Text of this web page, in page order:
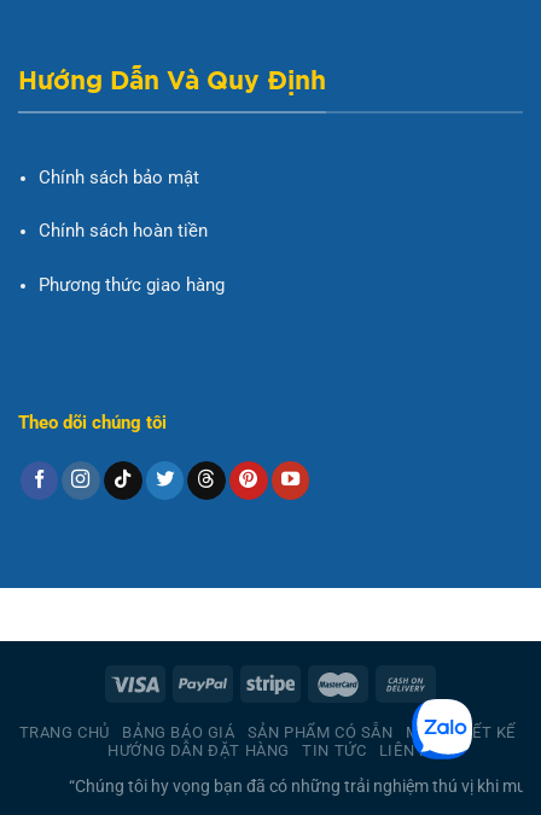
Hướng Dẫn Và Quy Định
Chính sách bảo mật
Chính sách hoàn tiền
Phương thức giao hàng
Theo dõi chúng tôi
TRANG CHỦ BẢNG BÁO GIÁ SẢN PHẨM CÓ SẴN
MẪU THIẾT KẾ
HƯỚNG DẪN ĐẶT HÀNG
TIN TỨC LIÊN HỆ
tôi hy vọng bạn đã có những trải nghiệm thú vị khi mua sắm tại